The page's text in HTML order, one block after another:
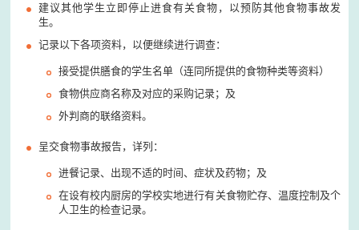
建议其他学生立即停止进食有关食物，以预防其他食物事故发
生。
记录以下各项资料，以便继续进行调查：
接受提供膳食的学生名单（连同所提供的食物种类等资料）
食物供应商名称及对应的采购记录；及
外判商的联络资料。
呈交食物事故报告，详列：
进餐记录、出现不适的时间、症状及药物；及
在设有校内厨房的学校实地进行有关食物贮存、温度控制及个
人卫生的检查记录。